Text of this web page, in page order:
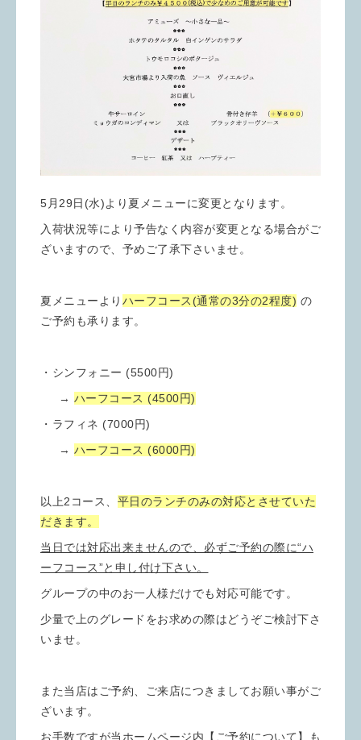
5月29日(水)より夏メニューに変更となります。
入荷状況等により予告なく内容が変更となる場合がご
ざいますので、予めご了承下さいませ。
夏メニューより ハーフコース(通常の3分の2程度) の
ご予約も承ります。
・シンフォニー (5500円)
→ ハーフコース (4500円)
・ラフィネ (7000円)
→ ハーフコース (6000円)
以上2コース、 平日のランチのみの対応とさせていた
だきます。
当日では対応出来ませんので、必ずご予約の際に“ハ
ーフコース”と申し付け下さい。
グループの中のお一人様だけでも対応可能です。
少量で上のグレードをお求めの際はどうぞご検討下さ
いませ。
また当店はご予約、ご来店につきましてお願い事がご
ざいます。
お手数ですが当ホームページ内【ご予約について】も